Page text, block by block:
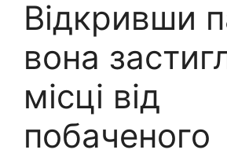
Відкривши
вона
місці від
побаченого